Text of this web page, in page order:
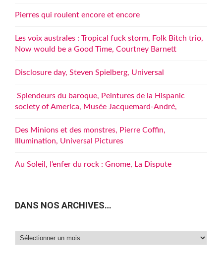
Pierres qui roulent encore et encore
Les voix australes : Tropical fuck storm, Folk Bitch trio,
Now would be a Good Time, Courtney Barnett
Disclosure day, Steven Spielberg, Universal
Splendeurs du baroque, Peintures de la Hispanic
society of America, Musée Jacquemard-André,
Des Minions et des monstres, Pierre Coffin,
Illumination, Universal Pictures
Au Soleil, l’enfer du rock : Gnome, La Dispute
DANS NOS ARCHIVES…
Dans